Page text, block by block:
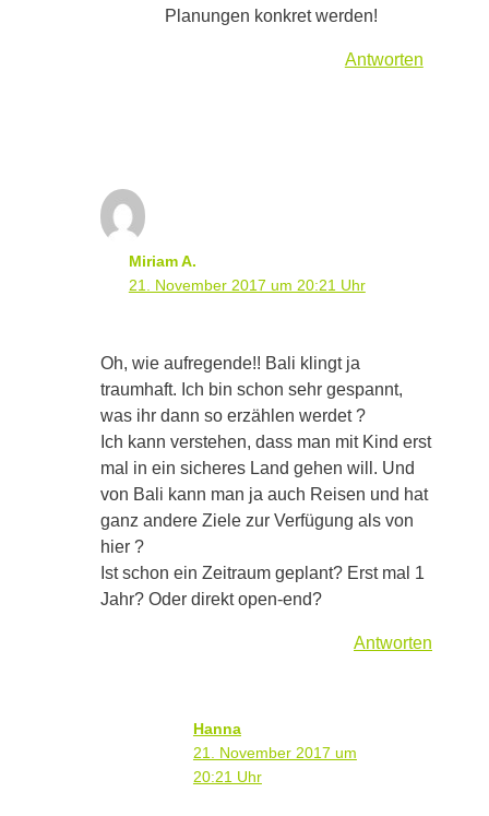
Planungen konkret werden!
Antworten
Miriam A.
21. November 2017 um 20:21 Uhr
Oh, wie aufregende!! Bali klingt ja
traumhaft. Ich bin schon sehr gespannt,
was ihr dann so erzählen werdet ?
Ich kann verstehen, dass man mit Kind erst
mal in ein sicheres Land gehen will. Und
von Bali kann man ja auch Reisen und hat
ganz andere Ziele zur Verfügung als von
hier ?
Ist schon ein Zeitraum geplant? Erst mal 1
Jahr? Oder direkt open-end?
Antworten
Hanna
21. November 2017 um
20:21 Uhr